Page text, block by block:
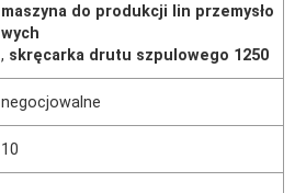
maszyna do produkcji lin przemysło
wych
, skręcarka drutu szpulowego 1250
negocjowalne
10